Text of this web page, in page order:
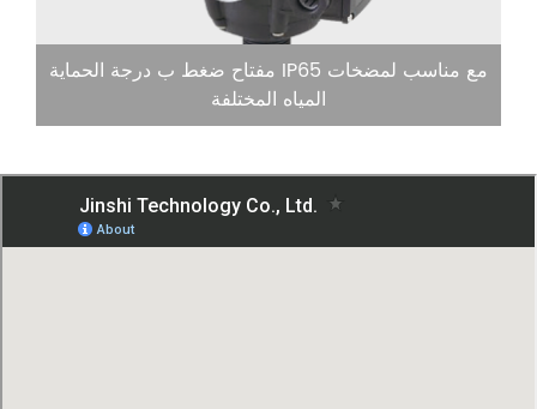
مفتاح ضغط ب درجة الحماية IP65 مع مناسب لمضخات
المياه المختلفة